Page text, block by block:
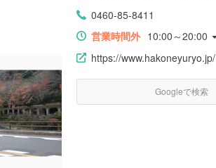
0460-85-8411
営業時間外 10:00～20:00
https://www.hakoneyuryo.jp/
Googleで検索